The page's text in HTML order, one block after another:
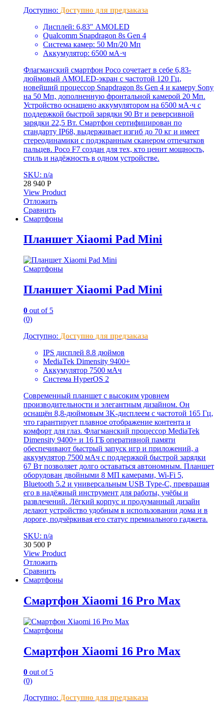
Доступно: Доступно для предзаказа
Дисплей: 6,83″ AMOLED
Qualcomm Snapdragon 8s Gen 4
Система камер: 50 Мп/20 Мп
Аккумулятор: 6500 мА·ч
Флагманский смартфон Poco сочетает в себе 6,83-
дюймовый AMOLED-экран с частотой 120 Гц,
новейший процессор Snapdragon 8s Gen 4 и камеру Sony
на 50 Мп, дополненную фронтальной камерой 20 Мп.
Устройство оснащено аккумулятором на 6500 мА·ч с
поддержкой быстрой зарядки 90 Вт и реверсивной
зарядки 22,5 Вт. Смартфон сертифицирован по
стандарту IP68, выдерживает изгиб до 70 кг и имеет
стереодинамики с подэкранным сканером отпечатков
пальцев. Poco F7 создан для тех, кто ценит мощность,
стиль и надёжность в одном устройстве.
SKU: n/a
28 940 Р
View Product
Отложить
Сравнить
Смартфоны
Планшет Xiaomi Pad Mini
Смартфоны
Планшет Xiaomi Pad Mini
0 out of 5
(0)
Доступно: Доступно для предзаказа
IPS дисплей 8.8 дюймов
MediaTek Dimensity 9400+
Аккумулятор 7500 мАч
Система HyperOS 2
Современный планшет с высоким уровнем
производительности и элегантным дизайном. Он
оснащён 8,8-дюймовым 3K-дисплеем с частотой 165 Гц,
что гарантирует плавное отображение контента и
комфорт для глаз. Флагманский процессор MediaTek
Dimensity 9400+ и 16 ГБ оперативной памяти
обеспечивают быстрый запуск игр и приложений, а
аккумулятор 7500 мАч с поддержкой быстрой зарядки
67 Вт позволяет долго оставаться автономным. Планшет
оборудован двойными 8 МП камерами, Wi-Fi 5,
Bluetooth 5.2 и универсальным USB Type-C, превращая
его в надёжный инструмент для работы, учёбы и
развлечений. Лёгкий корпус и продуманный дизайн
делают устройство удобным в использовании дома и в
дороге, подчёркивая его статус премиального гаджета.
SKU: n/a
30 500 Р
View Product
Отложить
Сравнить
Смартфоны
Смартфон Xiaomi 16 Pro Max
Смартфоны
Смартфон Xiaomi 16 Pro Max
0 out of 5
(0)
Доступно: Доступно для предзаказа